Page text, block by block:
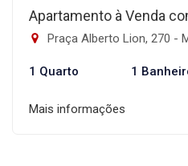
Apartamento à Venda
Praça Alberto Lion, 270 -
1 Quarto 1
Mais informações